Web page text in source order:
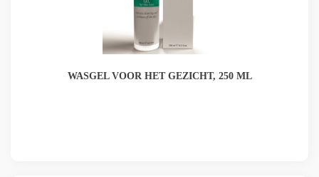
WASGEL VOOR HET GEZICHT, 250 ML